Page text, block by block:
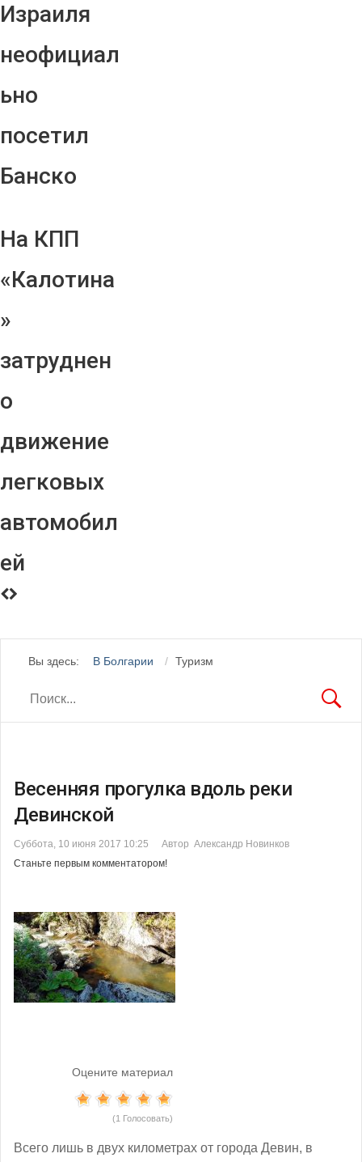
Израиля
неофициал
ьно
посетил
Банско
На КПП
«Калотина
»
затруднен
о
движение
легковых
автомобил
ей
Вы здесь: В Болгарии Туризм
Весенняя прогулка вдоль реки
Девинской
Суббота, 10 июня 2017 10:25
Автор Александр Новинков
Станьте первым комментатором!
Оцените материал
(1 Голосовать)
Всего лишь в двух километрах от города Девин, в